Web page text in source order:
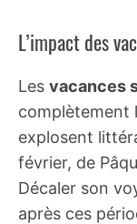
L’impact des
Les vacances
complètement
explosent
février, de
Décaler son
après ces